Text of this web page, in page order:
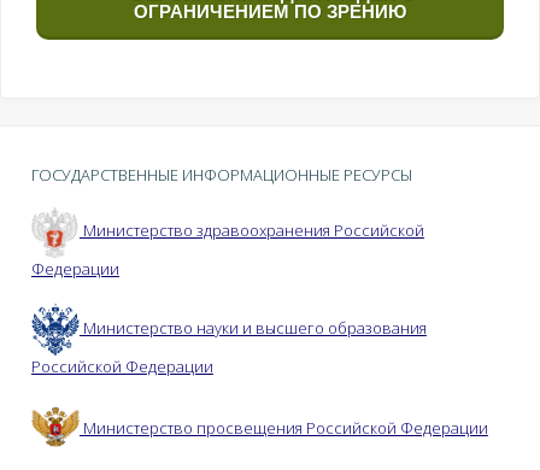
ОГРАНИЧЕНИЕМ ПО ЗРЕНИЮ
ГОСУДАРСТВЕННЫЕ ИНФОРМАЦИОННЫЕ РЕСУРСЫ
Министерство здравоохранения Российской
Федерации
Министерство науки и высшего образования
Российской Федерации
Министерство просвещения Российской Федерации